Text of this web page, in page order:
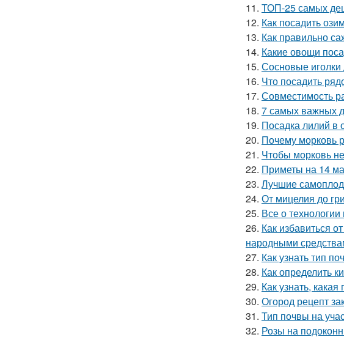
11. ТОП-25 самых
12. Как посадить
13. Как правильно
14. Какие овощи
15. Сосновые
16. Что посадить
17. Совместимость
18. 7 самых важных
19. Посадка лилий в
20. Почему морковь
21. Чтобы морковь
22. Приметы на 14
23. Лучшие
24. От мицелия до
25. Все о
26. Как избавиться
народными
27. Как узнать тип
28. Как определить
29. Как узнать,
30. Огород рецепт
31. Тип почвы на
32. Розы на